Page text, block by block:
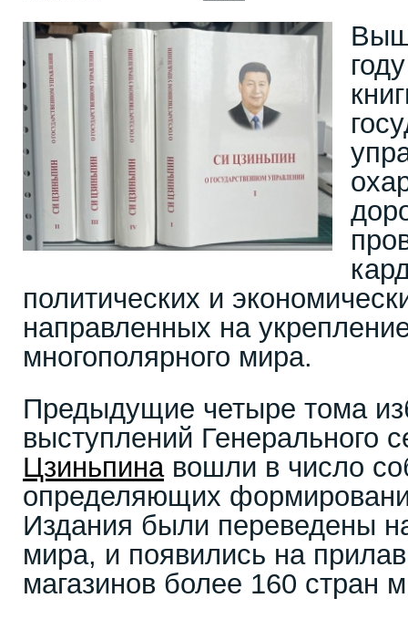
политических и
направленных на
многополярного мира.
Предыдущие четыре тома
выступлений Генерального
Цзиньпинавошли в число
определяющих
Издания были переведены
мира, и появились на
магазинов более 160 стран